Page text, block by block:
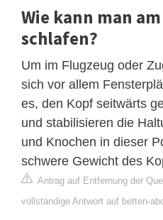
Wie kann man
schlafen?
Um im Flugzeug oder
sich vor allem
es, den Kopf seitwärts
und stabilisieren die
und Knochen in dieser
schwere Gewicht des
Antrag auf Entfernung der
vollständige Antwort auf betten-